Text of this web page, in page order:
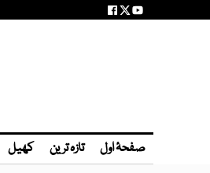
صفحۂ اول تازہ ترین کھیل